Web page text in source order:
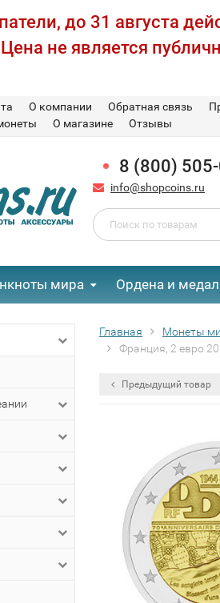
до 31 августа
Цена не является
О компании Обратная связь
О магазине Отзывы
8 (800)
info@shopcoins.ru
мира Ордена и
Главная Монеты
Франция, 2 евро
Предыдущий товар